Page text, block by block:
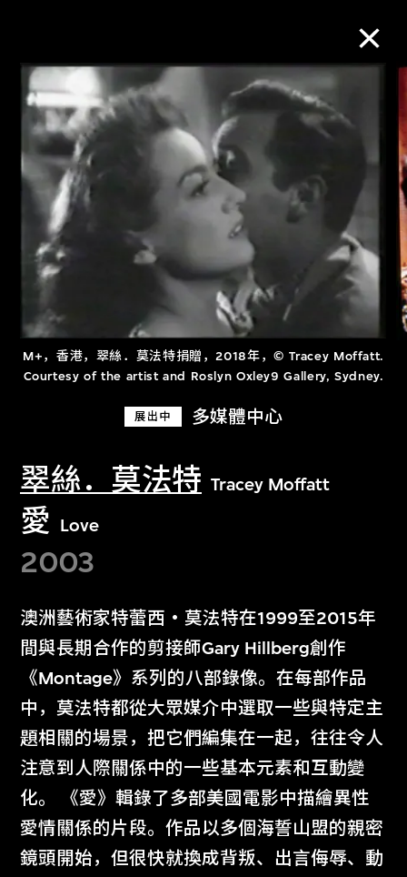
M+，香港，翠絲．莫法特捐贈，2018年，© Tracey Moffatt.
Courtesy of the artist and Roslyn Oxley9 Gallery, Sydney.
展出中 多媒體中心
翠絲．莫法特 Tracey Moffatt
愛 Love
2003
澳洲藝術家特蕾西‧莫法特在1999至2015年
間與長期合作的剪接師Gary Hillberg創作
《Montage》系列的八部錄像。在每部作品
中，莫法特都從大眾媒介中選取一些與特定主
題相關的場景，把它們編集在一起，往往令人
注意到人際關係中的一些基本元素和互動變
化。 《愛》輯錄了多部美國電影中描繪異性
愛情關係的片段。作品以多個海誓山盟的親密
鏡頭開始，但很快就換成背叛、出言侮辱、動
M+藏品
进一步筛选 搜索
关于M+藏品
探索世界顶级的二十及二十一世纪视觉
文化藏品。